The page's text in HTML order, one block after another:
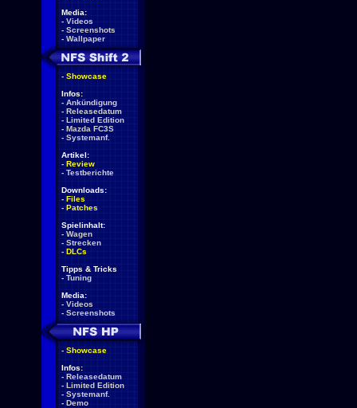
Media:
- Videos
- Screenshots
- Wallpaper
- Showcase
Infos:
- Ankündigung
- Releasedatum
- Limited Edition
- Mazda FC3S
- Systemanf.
Artikel:
- Review
- Testberichte
Downloads:
- Files
- Patches
Spielinhalt:
- Wagen
- Strecken
- DLCs
Tipps & Tricks
- Tuning
Media:
- Videos
- Screenshots
- Showcase
Infos:
- Releasedatum
- Limited Edition
- Systemanf.
- Demo